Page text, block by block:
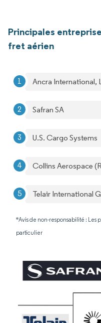
Principales
fret aérien
Ancra International,
Safran SA
U.S. Cargo Systems
Collins Aerospace
Telair International
*Avis de non-responsabilité : Les
particulier